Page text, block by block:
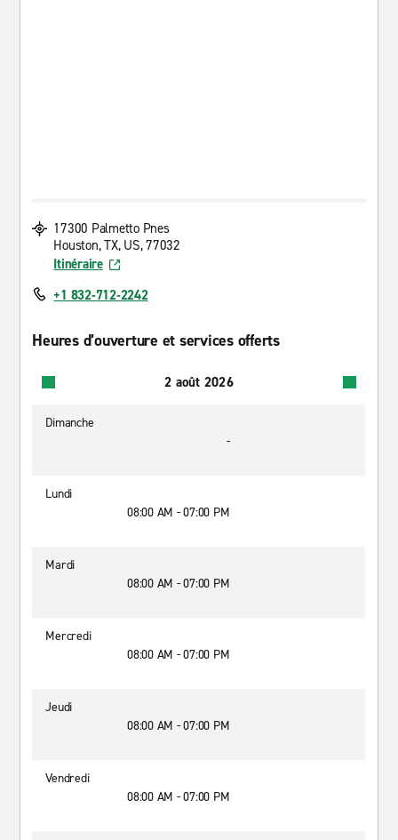
17300 Palmetto Pnes
Houston, TX, US, 77032
Itinéraire
+1 832-712-2242
Heures d’ouverture et services offerts
2 août 2026
Dimanche
-
Lundi
08:00 AM - 07:00 PM
Mardi
08:00 AM - 07:00 PM
Mercredi
08:00 AM - 07:00 PM
Jeudi
08:00 AM - 07:00 PM
Vendredi
08:00 AM - 07:00 PM